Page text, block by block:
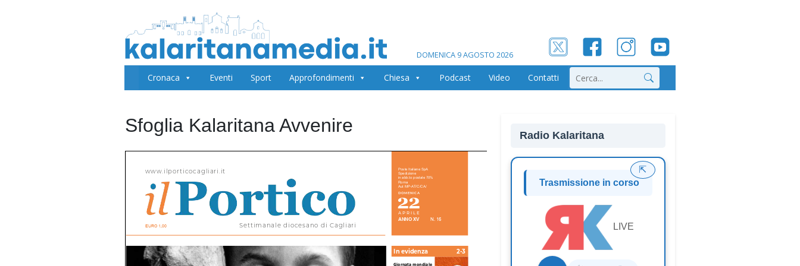
DOMENICA 9 AGOSTO 2026
Cronaca Eventi Sport Approfondimenti Chiesa Podcast Video Contatti Cerca
Sfoglia Kalaritana Avvenire Radio Kalaritana
Trasmissione in corso
LIVE
⇱